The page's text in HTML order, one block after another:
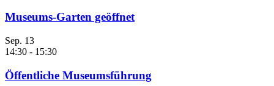
Museums-Garten geöffnet
Sep. 13
14:30 - 15:30
Öffentliche Museumsführung